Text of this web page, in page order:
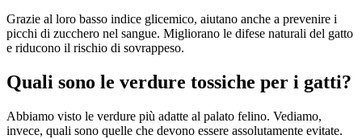
Grazie al loro basso indice glicemico, aiutano anche a prevenire i
picchi di zucchero nel sangue. Migliorano le difese naturali del gatto
e riducono il rischio di sovrappeso.
Quali sono le verdure tossiche per i gatti?
Abbiamo visto le verdure più adatte al palato felino. Vediamo,
invece, quali sono quelle che devono essere assolutamente evitate.